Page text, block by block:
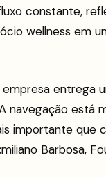
constante,
wellness em
entrega
navegação está
importante que
Barbosa,